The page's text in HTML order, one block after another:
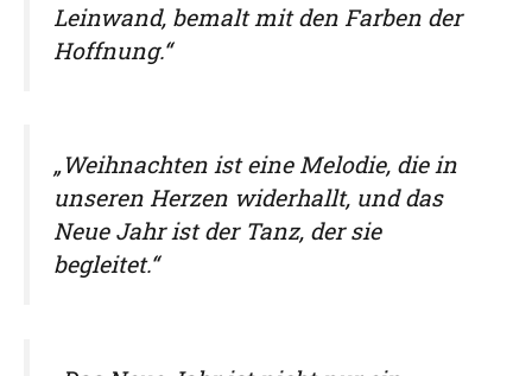
Leinwand, bemalt mit den Farben der
Hoffnung.“
„Weihnachten ist eine Melodie, die in
unseren Herzen widerhallt, und das
Neue Jahr ist der Tanz, der sie
begleitet.“